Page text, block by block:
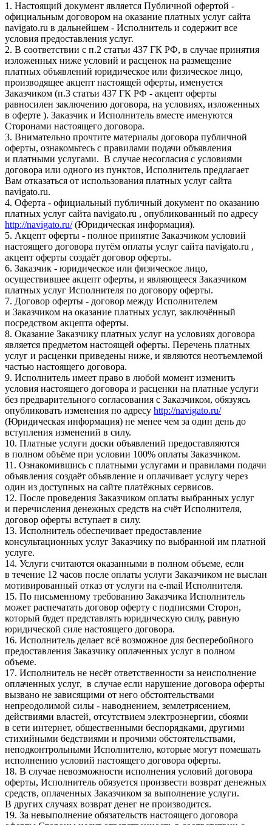
1. Настоящий документ является Публичной офертой -
официальным договором на оказание платных услуг сайта
navigato.ru в дальнейшем - Исполнитель и содержит все
условия предоставления услуг.
2. В соответствии с п.2 статьи 437 ГК РФ, в случае принятия
изложенных ниже условий и расценок на размещение
платных объявлений юридическое или физическое лицо,
производящее акцепт настоящей оферты, именуется
Заказчиком (п.3 статьи 437 ГК РФ - акцепт оферты
равносилен заключению договора, на условиях, изложенных
в оферте ). Заказчик и Исполнитель вместе именуются
Сторонами настоящего договора.
3. Внимательно прочтите материалы договора публичной
оферты, ознакомьтесь с правилами подачи объявления
и платными услугами. В случае несогласия с условиями
договора или одного из пунктов, Исполнитель предлагает
Вам отказаться от использования платных услуг сайта
navigato.ru.
4. Оферта - официальный публичный документ по оказанию
платных услуг сайта navigato.ru , опубликованный по адресу
http://navigato.ru/(Юридическая информация).
5. Акцепт оферты - полное принятие Заказчиком условий
настоящего договора путём оплаты услуг сайта navigato.ru ,
акцепт оферты создаёт договор оферты.
6. Заказчик - юридическое или физическое лицо,
осуществившее акцепт оферты, и являющееся Заказчиком
платных услуг Исполнителя по договору оферты.
7. Договор оферты - договор между Исполнителем
и Заказчиком на оказание платных услуг, заключённый
посредством акцепта оферты.
8. Оказание Заказчику платных услуг на условиях договора
является предметом настоящей оферты. Перечень платных
услуг и расценки приведены ниже, и являются неотъемлемой
частью настоящего договора.
9. Исполнитель имеет право в любой момент изменить
условия настоящего договора и расценки на платные услуги
без предварительного согласования с Заказчиком, обязуясь
опубликовать изменения по адресу http://navigato.ru/
(Юридическая информация) не менее чем за один день до
вступления изменений в силу.
10. Платные услуги доски объявлений предоставляются
в полном объёме при условии 100% оплаты Заказчиком.
11. Ознакомившись с платными услугами и правилами подачи
объявления создаёт объявление и оплачивает услугу через
один из доступных на сайте платёжных сервисов.
12. После проведения Заказчиком оплаты выбранных услуг
и перечисления денежных средств на счёт Исполнителя,
договор оферты вступает в силу.
13. Исполнитель обеспечивает предоставление
консультационных услуг Заказчику по выбранной им платной
услуге.
14. Услуги считаются оказанными в полном объеме, если
в течение 12 часов после оплаты услуги Заказчиком не выслан
мотивированный отказ от услуги на e-mail Исполнителя.
15. По письменному требованию Заказчика Исполнитель
может распечатать договор оферту с подписями Сторон,
который будет представлять юридическую силу, равную
юридической силе настоящего договора.
16. Исполнитель делает всё возможное для бесперебойного
предоставления Заказчику оплаченных услуг в полном
объеме.
17. Исполнитель не несёт ответственности за неисполнение
оплаченных услуг, в случае если нарушение договора оферты
вызвано не зависящими от него обстоятельствами
непреодолимой силы - наводнением, землетрясением,
действиями властей, отсутствием электроэнергии, сбоями
в сети интернет, общественными беспорядками, другими
стихийными бедствиями и прочими обстоятельствами,
неподконтрольными Исполнителю, которые могут помешать
исполнению условий настоящего договора оферты.
18. В случае невозможности исполнения условий договора
оферты, Исполнитель обязуется произвести возврат денежных
средств, оплаченных Заказчиком за выполнение услуги.
В других случаях возврат денег не производится.
19. За невыполнение обязательств настоящего договора